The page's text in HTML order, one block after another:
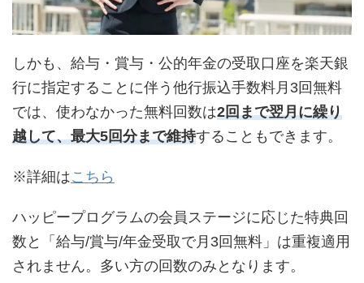
しかも、給与・賞与・公的年金の受取口座を楽天銀
行に指定することに伴う他行振込手数料月3回無料
では、使わなかった無料回数は2回まで翌月に繰り
越して、最大5回分まで維持することもできます。
※詳細はこちら
ハッピープログラムの会員ステージに応じた特典回
数と「給与/賞与/年金受取で月3回無料」は重複適用
されません。多い方の回数のみとなります。